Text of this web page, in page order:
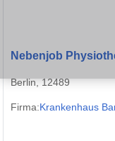
Nebenjob
Berlin, 12489
Firma:Krankenhaus